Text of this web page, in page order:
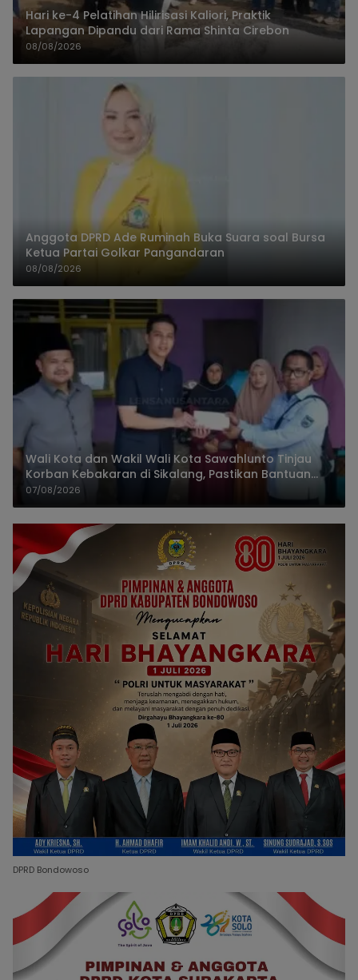
Hari ke-4 Pelatihan Hilirisasi Kaliori, Praktik
Lapangan Dipandu dari Rama Shinta Cirebon
08/08/2026
Anggota DPRD Ade Ruminah Buka Suara soal Bursa
Ketua Partai Golkar Pangandaran
08/08/2026
Wali Kota dan Wakil Wali Kota Sawahlunto Tinjau
Korban Kebakaran di Sikalang, Pastikan Bantuan
dan Perkuat Mitigasi Bencana
07/08/2026
DPRD Bondowoso